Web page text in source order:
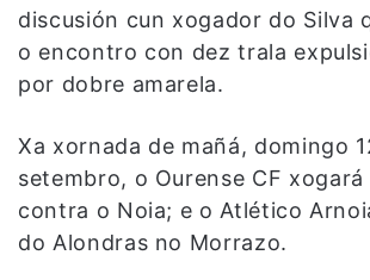
discusión cun xogador do Silva
o encontro con dez trala
por dobre amarela.
Xa xornada de mañá, domingo
setembro, o Ourense CF
contra o Noia; e o Atlético
do Alondras no Morrazo.